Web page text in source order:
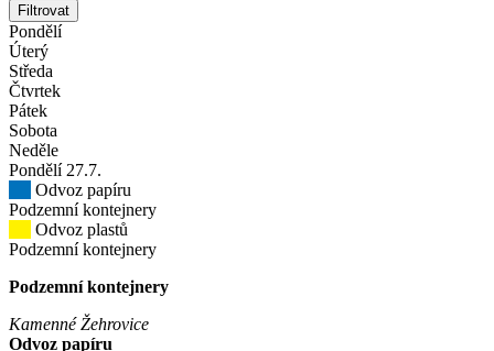
Filtrovat
Pondělí
Úterý
Středa
Čtvrtek
Pátek
Sobota
Neděle
Pondělí 27.7.
Odvoz papíru
Podzemní kontejnery
Odvoz plastů
Podzemní kontejnery
Podzemní kontejnery
Kamenné Žehrovice
Odvoz papíru